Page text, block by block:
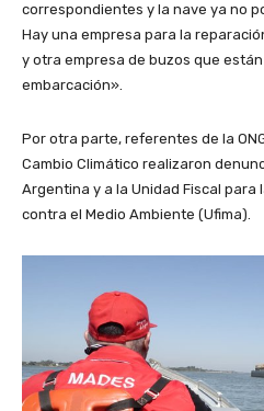
correspon­dientes y la nave ya no
Hay una empresa para la
y otra empresa de buzos que
embarcación».
Por otra parte, referentes de la
Cambio Climá­tico realizaron
Argentina y a la Unidad Fiscal para
contra el Medio Ambiente (Ufima).